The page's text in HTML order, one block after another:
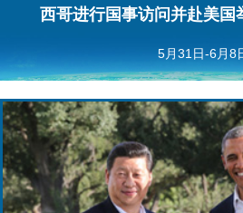
西哥进行国事访问并赴美国
5月31日-6月8